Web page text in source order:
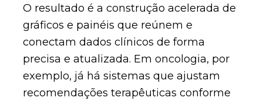
O resultado é a construção acelerada de
gráficos e painéis que reúnem e
conectam dados clínicos de forma
precisa e atualizada. Em oncologia, por
exemplo, já há sistemas que ajustam
recomendações terapêuticas conforme